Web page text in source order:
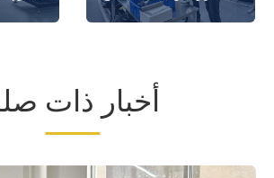
فحص
مسافة طويلة لزيارة
أخبار ذات